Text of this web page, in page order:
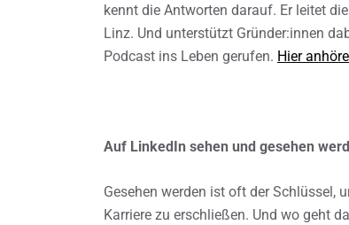
kennt die Antworten darauf. Er leitet
Linz. Und unterstützt Gründer:innen
Podcast ins Leben gerufen. Hier
Auf LinkedIn sehen und gesehen
Gesehen werden ist oft der Schlüssel,
Karriere zu erschließen. Und wo geht